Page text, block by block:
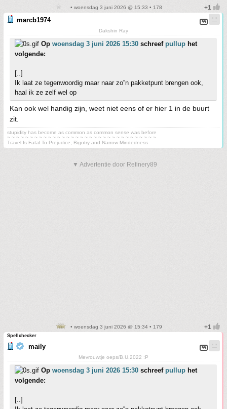
• woensdag 3 juni 2026 @ 15:33 • 178
marcb1974
Dakshin Ray
Op woensdag 3 juni 2026 15:30 schreef pullup het
volgende:
[..]
Ik laat ze tegenwoordig maar naar zo''n pakketpunt brengen ook,
haal ik ze zelf wel op
Kan ook wel handig zijn, weet niet eens of er hier 1 in de buurt
zit.
stupidity has become as common as common sense was before
~ ~ ~ ~ ~ ~ ~ ~ ~ ~ ~ ~ ~ ~ ~ ~ ~ ~ ~ ~ ~ ~ ~ ~ ~ ~ ~ ~ ~ ~ ~ ~ ~
Travel Is Fatal To Prejudice, Bigotry and Narrow-Mindedness
▼ Advertentie door Refinery89
• woensdag 3 juni 2026 @ 15:34 • 179
Spellchecker
maily
Mevrouwtje oeps/B.U.2022 :P
Op woensdag 3 juni 2026 15:30 schreef pullup het
volgende:
[..]